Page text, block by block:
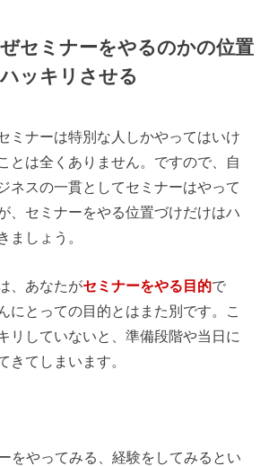
セミナーをやるのかの位置
ッキリさせる
ミナーは特別な人しかやってはいけ
とは全くありません。ですので、自
ネスの一貫としてセミナーはやって
、セミナーをやる位置づけだけはハ
ましょう。
、あなたがセミナーをやる目的で
にとっての目的とはまた別です。こ
リしていないと、準備段階や当日に
きてしまいます。
をやってみる、経験をしてみるとい